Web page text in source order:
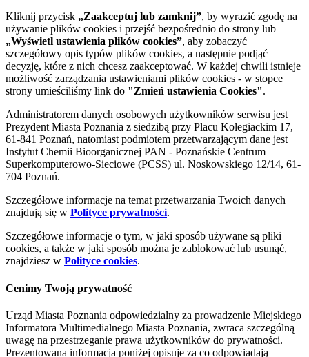
Kliknij przycisk „Zaakceptuj lub zamknij”, by wyrazić zgodę na
używanie plików cookies i przejść bezpośrednio do strony lub
„Wyświetl ustawienia plików cookies”, aby zobaczyć
szczegółowy opis typów plików cookies, a następnie podjąć
decyzję, które z nich chcesz zaakceptować. W każdej chwili istnieje
możliwość zarządzania ustawieniami plików cookies - w stopce
strony umieściliśmy link do "Zmień ustawienia Cookies".
Administratorem danych osobowych użytkowników serwisu jest
Prezydent Miasta Poznania z siedzibą przy Placu Kolegiackim 17,
61-841 Poznań, natomiast podmiotem przetwarzającym dane jest
Instytut Chemii Bioorganicznej PAN - Poznańskie Centrum
Superkomputerowo-Sieciowe (PCSS) ul. Noskowskiego 12/14, 61-
704 Poznań.
Szczegółowe informacje na temat przetwarzania Twoich danych
znajdują się w Polityce prywatności.
Szczegółowe informacje o tym, w jaki sposób używane są pliki
cookies, a także w jaki sposób można je zablokować lub usunąć,
znajdziesz w Polityce cookies.
Cenimy Twoją prywatność
Urząd Miasta Poznania odpowiedzialny za prowadzenie Miejskiego
Informatora Multimedialnego Miasta Poznania, zwraca szczególną
uwagę na przestrzeganie prawa użytkowników do prywatności.
Prezentowana informacja poniżej opisuje za co odpowiadają